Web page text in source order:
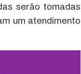
serão tomadas
um atendimento